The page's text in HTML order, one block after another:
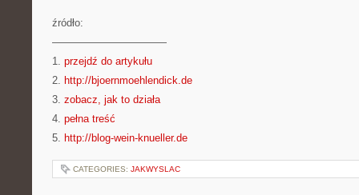
źródło:
———————————
1. przejdź do artykułu
2. http://bjoernmoehlendick.de
3. zobacz, jak to działa
4. pełna treść
5. http://blog-wein-knueller.de
CATEGORIES: JAKWYSLAC